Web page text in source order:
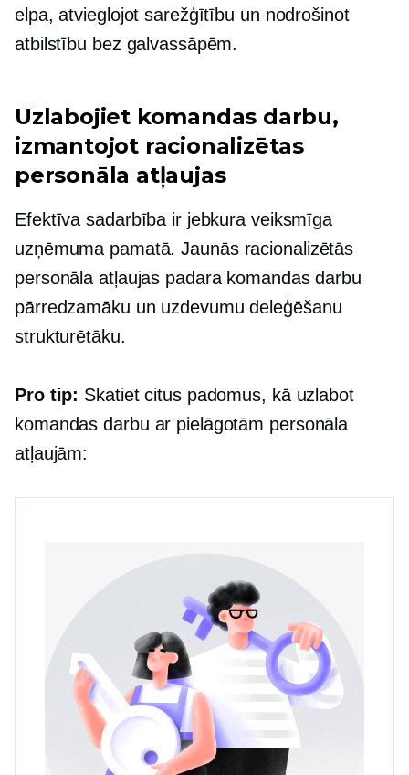
elpa, atvieglojot sarežģītību un nodrošinot
atbilstību bez galvassāpēm.
Uzlabojiet komandas darbu,
izmantojot racionalizētas
personāla atļaujas
Efektīva sadarbība ir jebkura veiksmīga
uzņēmuma pamatā. Jaunās racionalizētās
personāla atļaujas padara komandas darbu
pārredzamāku un uzdevumu deleģēšanu
strukturētāku.
Pro tip: Skatiet citus padomus, kā uzlabot
komandas darbu ar pielāgotām personāla
atļaujām: